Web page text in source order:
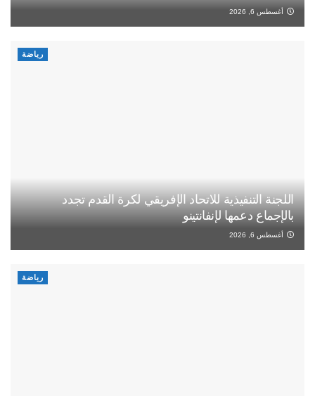
أغسطس 6, 2026
رياضة
اللجنة التنفيذية للاتحاد الإفريقي لكرة القدم تجدد
بالإجماع دعمها لإنفانتينو
أغسطس 6, 2026
رياضة